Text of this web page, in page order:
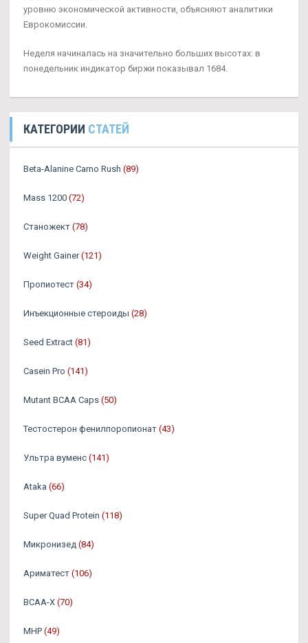
уровню экономической активности, объясняют аналитики
Еврокомиссии.
Неделя начиналась на значительно больших высотах: в
понедельник индикатор биржи показывал 1684.
КАТЕГОРИИ СТАТЕЙ
Beta-Alanine Carno Rush (89)
Mass 1200 (72)
Станожект (78)
Weight Gainer (121)
Пропиотест (34)
Инъекционные стероиды (28)
Seed Extract (81)
Casein Pro (141)
Mutant BCAA Caps (50)
Тестостерон фенилпоропионат (43)
Ультра вуменс (141)
Ataka (66)
Super Quad Protein (118)
Микронизед (84)
Ариматест (106)
BCAA-X (70)
MHP (49)